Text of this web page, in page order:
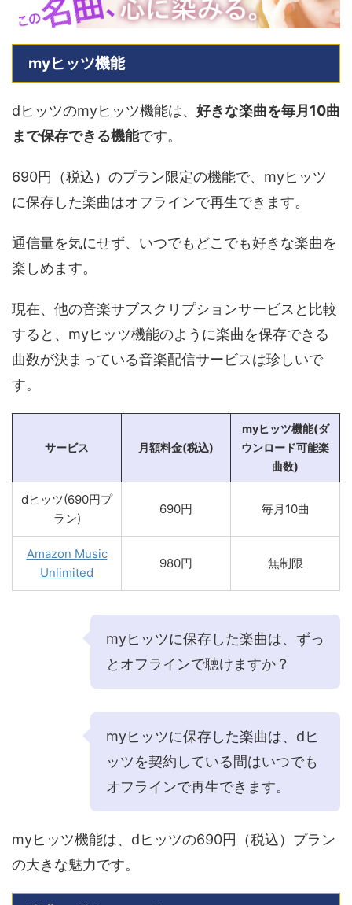
myヒッツ機能
dヒッツのmyヒッツ機能は、 好きな楽曲を毎月10曲
まで保存できる機能です。
690円（税込）のプラン限定の機能で、myヒッツ
に保存した楽曲はオフラインで再生できます。
通信量を気にせず、いつでもどこでも好きな楽曲を
楽しめます。
現在、他の音楽サブスクリプションサービスと比較
すると、myヒッツ機能のように楽曲を保存できる
曲数が決まっている音楽配信サービスは珍しいで
す。
サービス 月額料金(税込)
myヒッツ機能(ダ
ウンロード可能楽
曲数)
dヒッツ(690円プ
ラン)
690円 毎月10曲
Amazon Music
Unlimited
980円 無制限
myヒッツに保存した楽曲は、ずっ
とオフラインで聴けますか？
myヒッツに保存した楽曲は、dヒ
ッツを契約している間はいつでも
オフラインで再生できます。
myヒッツ機能は、dヒッツの690円（税込）プラン
の大きな魅力です。